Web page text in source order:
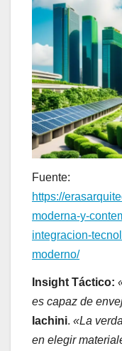
Fuente:
https://
moderna-y-
integracion-
moderno/
Insight Táctico:
es capaz de
Iachini. «La
en elegir